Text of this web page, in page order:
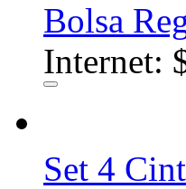
Bolsa
Internet:
Set 4